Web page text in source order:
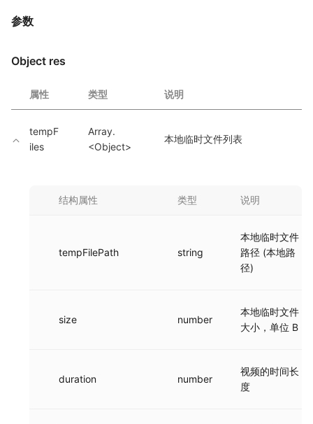
参数
Object res
属性 类型 说明
tempF
iles
Array.
<Object>
本地临时文件列表
结构属性 类型 说明
tempFilePath string
本地临时文件
路径 (本地路
径)
size number
本地临时文件
大小，单位 B
duration number
视频的时间长
度